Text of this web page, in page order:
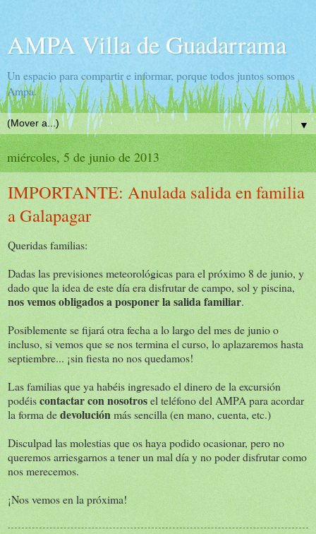
AMPA Villa de Guadarrama
Un espacio para compartir e informar, porque todos juntos somos
Ampa.
▼
miércoles, 5 de junio de 2013
IMPORTANTE: Anulada salida en familia
a Galapagar
Queridas familias:
Dadas las previsiones meteorológicas para el próximo 8 de junio, y
dado que la idea de este día era disfrutar de campo, sol y piscina,
nos vemos obligados a posponer la salida familiar.
Posiblemente se fijará otra fecha a lo largo del mes de junio o
incluso, si vemos que se nos termina el curso, lo aplazaremos hasta
septiembre... ¡sin fiesta no nos quedamos!
Las familias que ya habéis ingresado el dinero de la excursión
podéiscontactar con nosotrosel teléfono del AMPA para acordar
la forma dedevoluciónmás sencilla (en mano, cuenta, etc.)
Disculpad las molestias que os haya podido ocasionar, pero no
queremos arriesgarnos a tener un mal día y no poder disfrutar como
nos merecemos.
¡Nos vemos en la próxima!